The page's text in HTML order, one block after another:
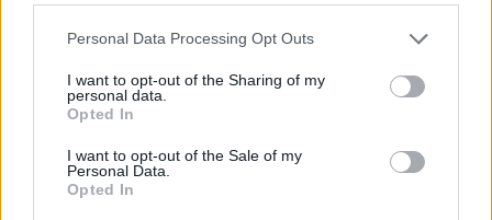
Please note that this website/app uses one or more Google
not limited to your visit or usage behaviour. You may click to
grant or deny consent to Google and its third-party tags to
use your data for below specified purposes in below Google
consent section.
Personal Data Processing Opt Outs
I want to opt-out of the Sharing of my
personal data.
Opted In
I want to opt-out of the Sale of my
Personal Data.
Opted In
Πιο σχολιασμένα
Μητσοτάκης στην υπογραφή συμφωνίας
για την ηλεκτρική διασύνδεση Ελλάδας –
Κύπρου: «Ισχυρή ψήφος εμπιστοσύνης» η
είσοδος της Meridiam στην GSI